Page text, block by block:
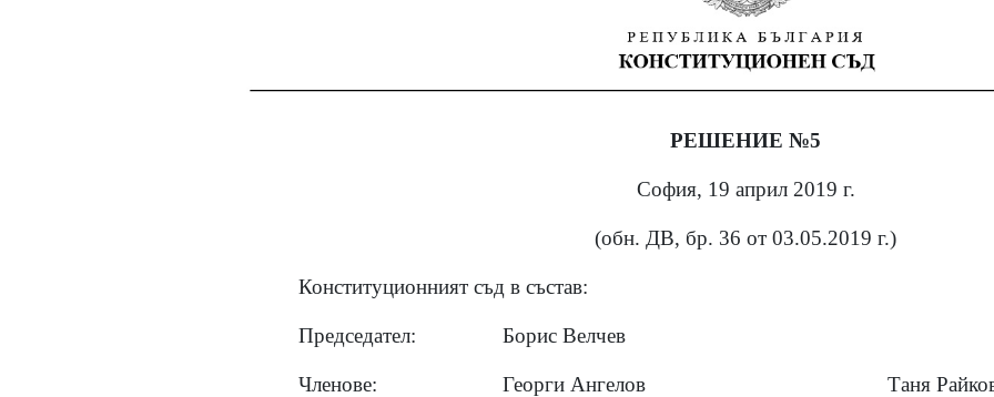
РЕШЕНИЕ №5
София, 19 април 2019 г.
(обн. ДВ, бр. 36 от 03.05.2019 г.)
Конституционният съд в състав:
Председател: Борис Велчев
Членове: Георги Ангелов Таня